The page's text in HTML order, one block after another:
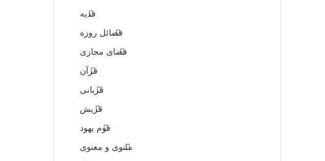
فدیه
فضائل روزه
فضای مجازی
قرآن
قربانی
قریش
قوم یهود
مثنوی و معنوی